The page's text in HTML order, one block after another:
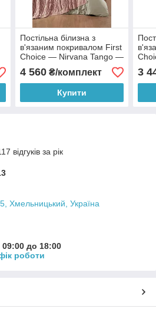
Постільна білизна з
в'язаним покривалом First
Choice — Nirvana Tango —
Powder
4 560₴/комплект
Купити
—
3
відгуків за рік
Хмельницький, Україна
до 18:00
роботи